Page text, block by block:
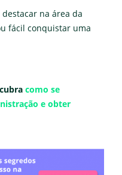
na área da
fácil conquistar uma
como se
e obter